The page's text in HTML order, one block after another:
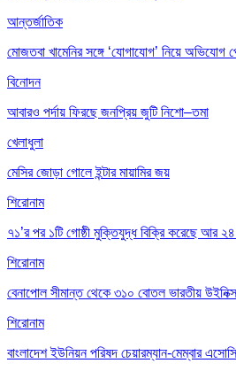
আন্তর্জাতিক
মোজতবা খামেনির সঙ্গে ‘যোগাযোগ’ নিয়ে অভিযোগ
বিনোদন
আবারও পর্দায় ফিরছে জনপ্রিয় জুটি নিশো–তমা
খেলাধুলা
মেসির জোড়া গোলে ইন্টার মায়ামির জয়
শিরোনাম
৭১’র পর ১টি গোষ্ঠী মুক্তিযুদ্ধ বিক্রি করেছে আর
শিরোনাম
বেনাপোল সীমান্ত থেকে ৩১০ বোতল ভারতীয়
শিরোনাম
বাংলাদেশ ইউনিয়ন পরিষদ চেয়ারম্যান-মেম্বার